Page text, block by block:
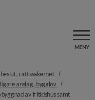
MENY
rättssäkerhet nivå i
brödsmulenavigeringen
anslag, bygglov nivå i
av fritidshus samt